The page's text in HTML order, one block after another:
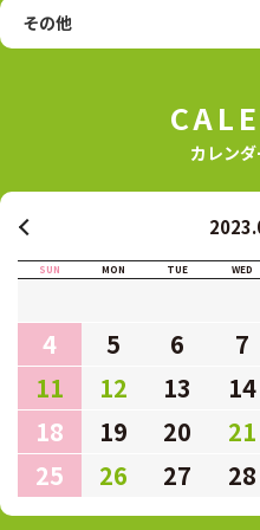
その他
カレン
SUN MON TUE WED
4
5 6 7
11
12 13 14
18
19 20 21
25
26 27 28